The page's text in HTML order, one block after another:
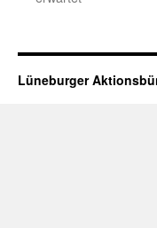
Lüneburger